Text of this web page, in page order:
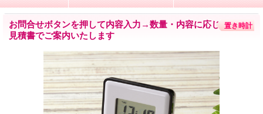
お問合せボタンを押して内容入力→数量・内容に応じて
見積書でご案内いたします
置き時計